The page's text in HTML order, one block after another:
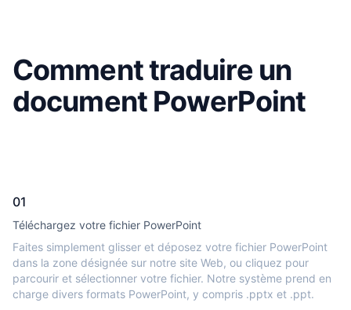
Comment traduire un
document PowerPoint
01
Téléchargez votre fichier PowerPoint
Faites simplement glisser et déposez votre fichier PowerPoint
dans la zone désignée sur notre site Web, ou cliquez pour
parcourir et sélectionner votre fichier. Notre système prend en
charge divers formats PowerPoint, y compris .pptx et .ppt.